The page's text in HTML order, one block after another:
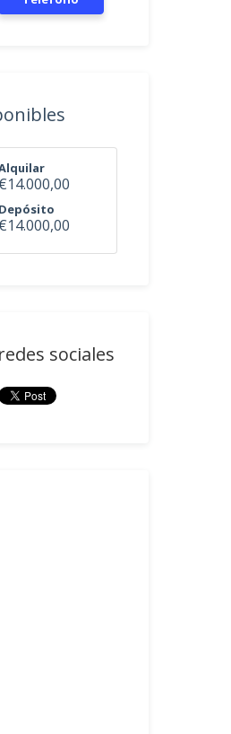
€14.000,00
Depósito
€14.000,00
sociales